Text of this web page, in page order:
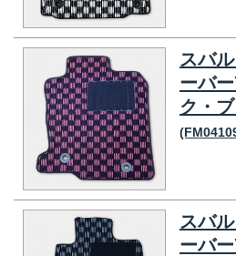
スバ
ーバ
ク・
スバ
ーバ